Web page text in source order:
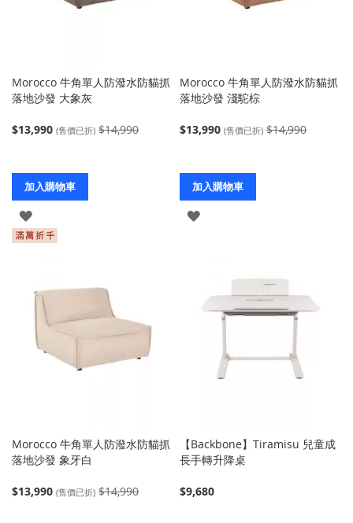
Morocco 牛角單人防潑水防貓抓
落地沙發 大象灰
$13,990 (售價已折) $14,990
加入購物車
登
入
Morocco 牛角單人防潑水防貓抓
落地沙發 淺駝棕
$13,990 (售價已折) $14,990
加入購物車
登
Morocco 牛角單人防潑水防貓抓
落地沙發 象牙白
$13,990 (售價已折) $14,990
【Backbone】Tiramisu 兒童成
長手轉升降桌
$9,680